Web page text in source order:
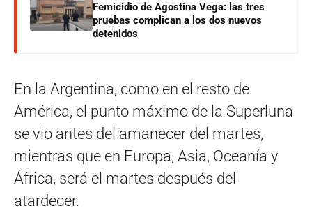
Femicidio de Agostina Vega: las tres
pruebas complican a los dos nuevos
detenidos
En la Argentina, como en el resto de
América, el punto máximo de la Superluna
se vio antes del amanecer del martes,
mientras que en Europa, Asia, Oceanía y
África, será el martes después del
atardecer.